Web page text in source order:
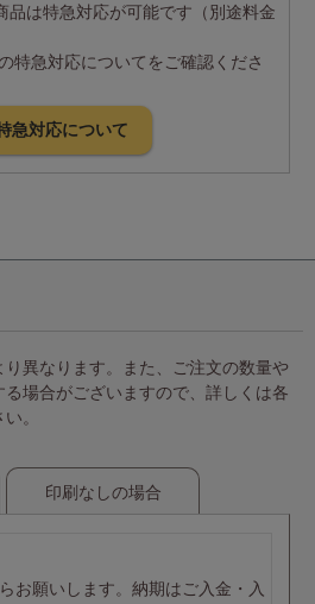
は特急対応が可能です（別途料金
特急対応についてをご確認くださ
急対応について
異なります。また、ご注文の数量や
場合がございますので、詳しくは各
。
印刷なしの場合
お願いします。納期はご入金・入